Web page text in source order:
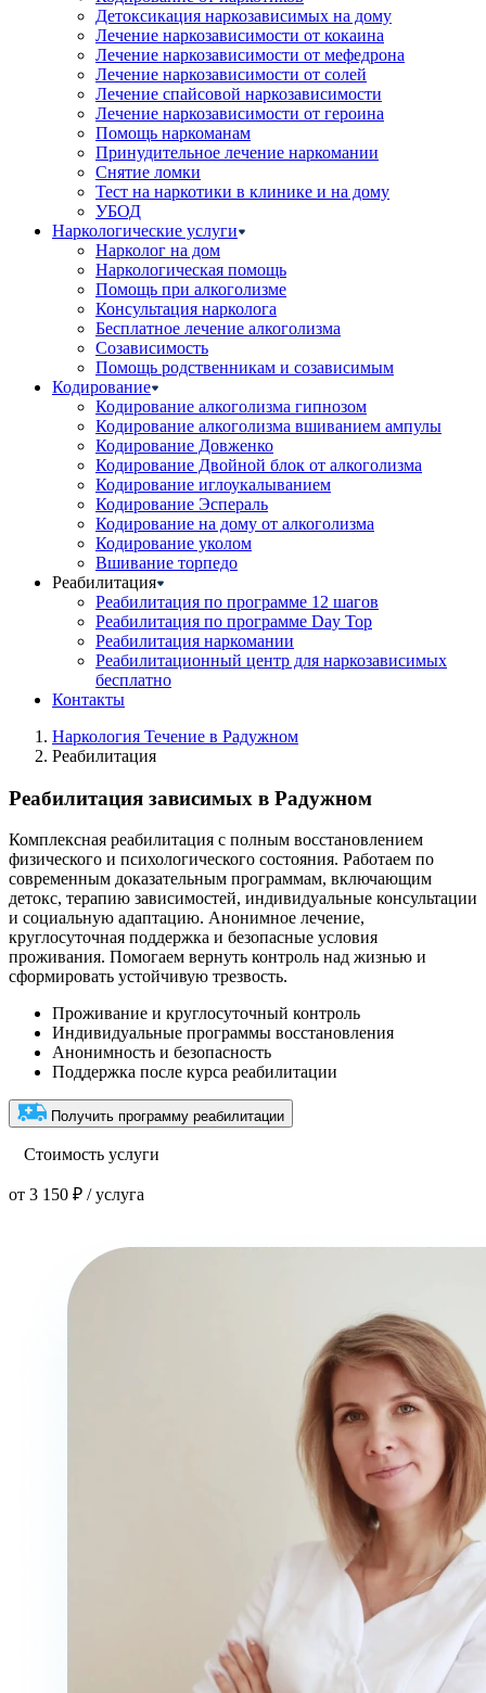
Детоксикация наркозависимых на дому
Лечение наркозависимости от кокаина
Лечение наркозависимости от мефедрона
Лечение наркозависимости от солей
Лечение спайсовой наркозависимости
Лечение наркозависимости от героина
Помощь наркоманам
Принудительное лечение наркомании
Снятие ломки
Тест на наркотики в клинике и на дому
УБОД
Наркологические услуги
Нарколог на дом
Наркологическая помощь
Помощь при алкоголизме
Консультация нарколога
Бесплатное лечение алкоголизма
Созависимость
Помощь родственникам и созависимым
Кодирование
Кодирование алкоголизма гипнозом
Кодирование алкоголизма вшиванием ампулы
Кодирование Довженко
Кодирование Двойной блок от алкоголизма
Кодирование иглоукалыванием
Кодирование Эспераль
Кодирование на дому от алкоголизма
Кодирование уколом
Вшивание торпедо
Реабилитация
Реабилитация по программе 12 шагов
Реабилитация по программе Day Top
Реабилитация наркомании
Реабилитационный центр для наркозависимых
бесплатно
Контакты
Наркология Течение в Радужном
Реабилитация
Реабилитация зависимых в Радужном
Комплексная реабилитация с полным восстановлением
физического и психологического состояния. Работаем по
современным доказательным программам, включающим
детокс, терапию зависимостей, индивидуальные консультации
и социальную адаптацию. Анонимное лечение,
круглосуточная поддержка и безопасные условия
проживания. Помогаем вернуть контроль над жизнью и
сформировать устойчивую трезвость.
Проживание и круглосуточный контроль
Индивидуальные программы восстановления
Анонимность и безопасность
Поддержка после курса реабилитации
Получить программу реабилитации
Стоимость услуги
от 3 150 ₽ / услуга